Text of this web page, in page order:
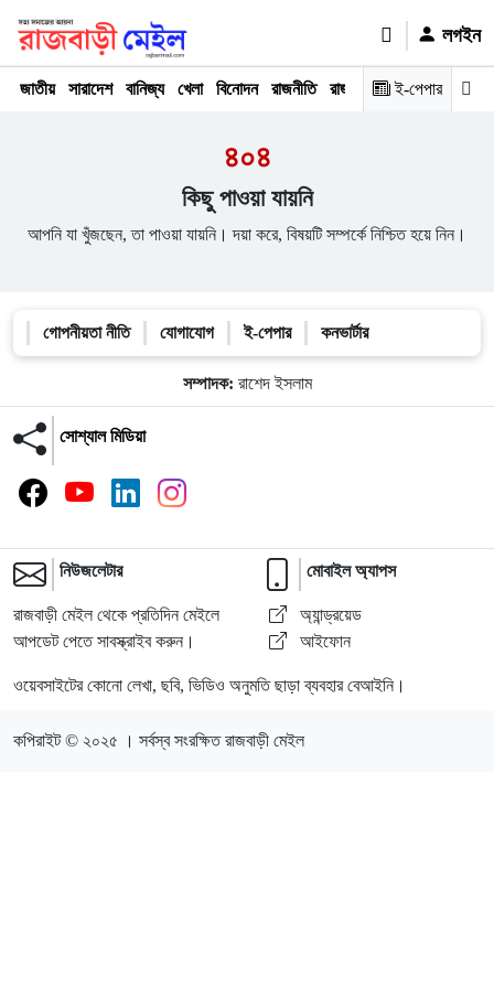
লগইন
জাতীয় সারাদেশ বানিজ্য খেলা বিনোদন রাজনীতি রাজধানী অপরাধ মতামত
ই-পেপার
৪০৪
কিছু পাওয়া যায়নি
আপনি যা খুঁজছেন, তা পাওয়া যায়নি। দয়া করে, বিষয়টি সম্পর্কে নিশ্চিত হয়ে নিন।
গোপনীয়তা নীতি যোগাযোগ ই-পেপার কনভার্টার
সম্পাদক: রাশেদ ইসলাম
সোশ্যাল মিডিয়া
নিউজলেটার
রাজবাড়ী মেইল থেকে প্রতিদিন মেইলে
আপডেট পেতে সাবস্ক্রাইব করুন।
মোবাইল অ্যাপস
অ্যান্ড্রয়েড
আইফোন
ওয়েবসাইটের কোনো লেখা, ছবি, ভিডিও অনুমতি ছাড়া ব্যবহার বেআইনি।
কপিরাইট © ২০২৫ । সর্বস্ব সংরক্ষিত রাজবাড়ী মেইল